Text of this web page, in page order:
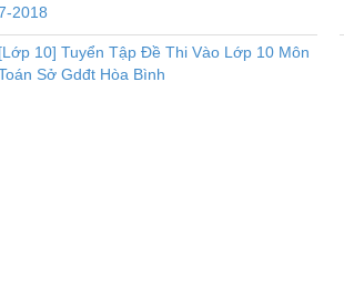
2018
[Lớp 10] Tuyển Tập Đề Thi Vào Lớp 10 Môn
Sở Gdđt Hòa Bình